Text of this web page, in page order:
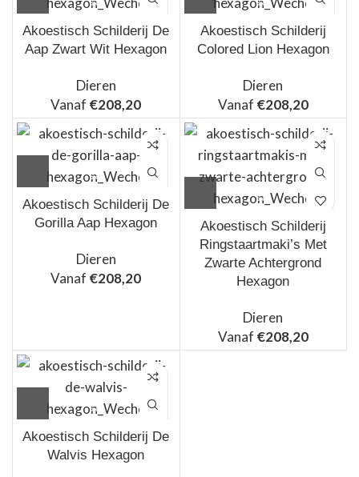
Akoestisch Schilderij De
Aap Zwart Wit Hexagon
Dieren
Vanaf €208,20
Akoestisch Schilderij
Colored Lion Hexagon
Dieren
Vanaf €208,20
Akoestisch Schilderij De
Gorilla Aap Hexagon
Dieren
Vanaf €208,20
Akoestisch Schilderij
Ringstaartmaki’s Met
Zwarte Achtergrond
Hexagon
Dieren
Vanaf €208,20
Akoestisch Schilderij De
Walvis Hexagon